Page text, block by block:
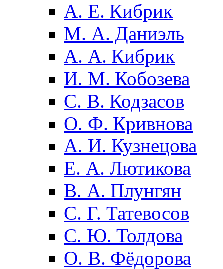
А. Е. Кибрик
М. А. Даниэль
А. А. Кибрик
И. М. Кобозева
С. В. Кодзасов
О. Ф. Кривнова
А. И. Кузнецова
Е. А. Лютикова
В. А. Плунгян
С. Г. Татевосов
С. Ю. Толдова
О. В. Фёдорова